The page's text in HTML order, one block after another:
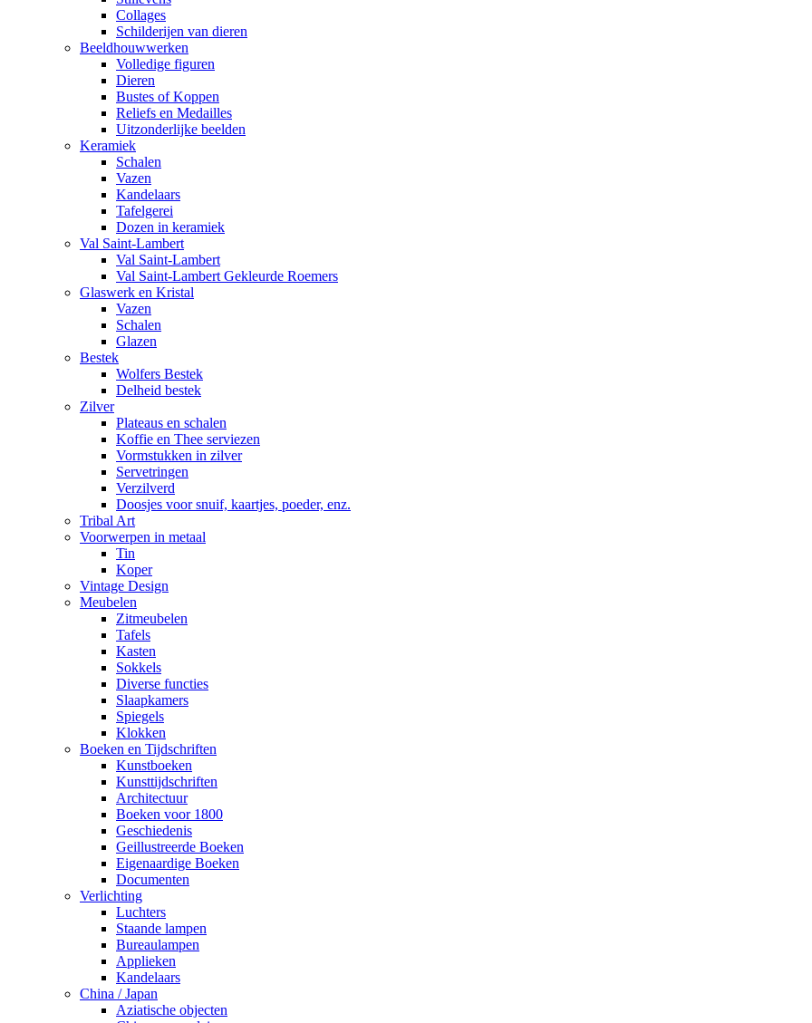
Collages
Schilderijen van dieren
Beeldhouwwerken
Volledige figuren
Dieren
Bustes of Koppen
Reliefs en Medailles
Uitzonderlijke beelden
Keramiek
Schalen
Vazen
Kandelaars
Tafelgerei
Dozen in keramiek
Val Saint-Lambert
Val Saint-Lambert
Val Saint-Lambert Gekleurde Roemers
Glaswerk en Kristal
Vazen
Schalen
Glazen
Bestek
Wolfers Bestek
Delheid bestek
Zilver
Plateaus en schalen
Koffie en Thee serviezen
Vormstukken in zilver
Servetringen
Verzilverd
Doosjes voor snuif, kaartjes, poeder, enz.
Tribal Art
Voorwerpen in metaal
Tin
Koper
Vintage Design
Meubelen
Zitmeubelen
Tafels
Kasten
Sokkels
Diverse functies
Slaapkamers
Spiegels
Klokken
Boeken en Tijdschriften
Kunstboeken
Kunsttijdschriften
Architectuur
Boeken voor 1800
Geschiedenis
Geillustreerde Boeken
Eigenaardige Boeken
Documenten
Verlichting
Luchters
Staande lampen
Bureaulampen
Applieken
Kandelaars
China / Japan
Aziatische objecten